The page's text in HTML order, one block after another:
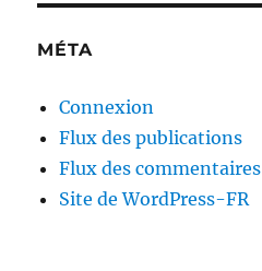
MÉTA
Connexion
Flux des publications
Flux des commentaires
Site de WordPress-FR